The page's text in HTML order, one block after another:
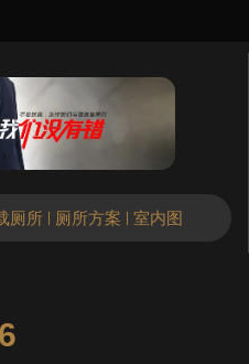
厕所 | 厕所方案 | 室内图